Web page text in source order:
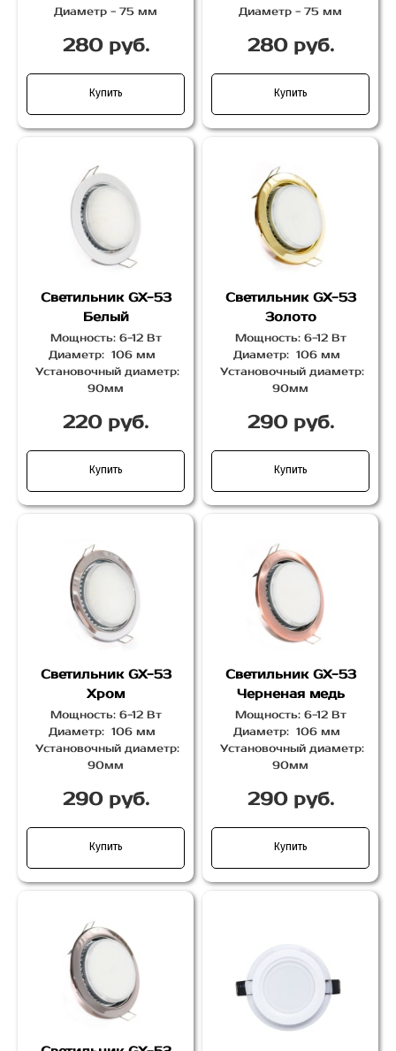
Диаметр - 75 мм
280 руб.
Купить
Диаметр - 75 мм
280 руб.
Купить
Светильник GX-53
Белый
Мощность: 6-12 Вт
Диаметр: 106 мм
Установочный диаметр:
90мм
220 руб.
Купить
Светильник GX-53
Золото
Мощность: 6-12 Вт
Диаметр: 106 мм
Установочный диаметр:
90мм
290 руб.
Купить
Светильник GX-53
Хром
Мощность: 6-12 Вт
Диаметр: 106 мм
Установочный диаметр:
90мм
290 руб.
Купить
Светильник GX-53
Черненая медь
Мощность: 6-12 Вт
Диаметр: 106 мм
Установочный диаметр:
90мм
290 руб.
Купить